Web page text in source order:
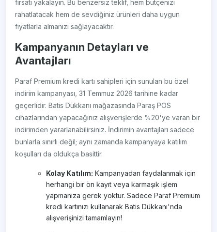
fırsatı yakalayın. Bu benzersiz teklif, hem bütçenizi
rahatlatacak hem de sevdiğiniz ürünleri daha uygun
fiyatlarla almanızı sağlayacaktır.
Kampanyanın Detayları ve
Avantajları
Paraf Premium kredi kartı sahipleri için sunulan bu özel
indirim kampanyası, 31 Temmuz 2026 tarihine kadar
geçerlidir. Batis Dükkanı mağazasında Paraş POS
cihazlarından yapacağınız alışverişlerde %20'ye varan bir
indirimden yararlanabilirsiniz. İndirimin avantajları sadece
bunlarla sınırlı değil; aynı zamanda kampanyaya katılım
koşulları da oldukça basittir.
Kolay Katılım: Kampanyadan faydalanmak için
herhangi bir ön kayıt veya karmaşık işlem
yapmanıza gerek yoktur. Sadece Paraf Premium
kredi kartınızı kullanarak Batis Dükkanı'nda
alışverişinizi tamamlayın!